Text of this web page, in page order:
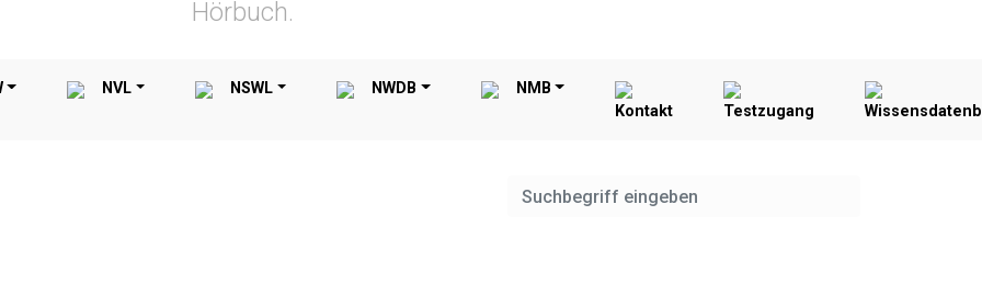
Hörbuch.
NVL NSWL NWDB
NMB
Kontakt
Testzugang